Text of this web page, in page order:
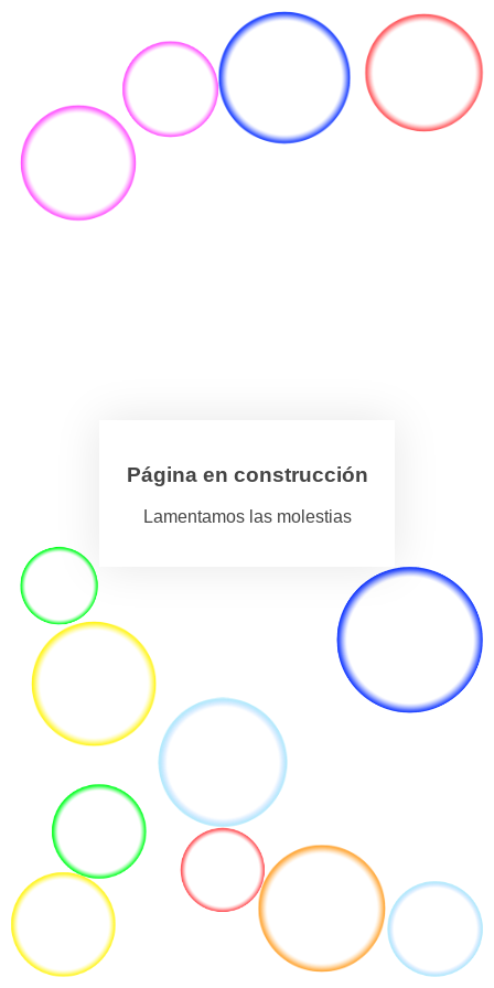
Página en construcción
Lamentamos las molestias